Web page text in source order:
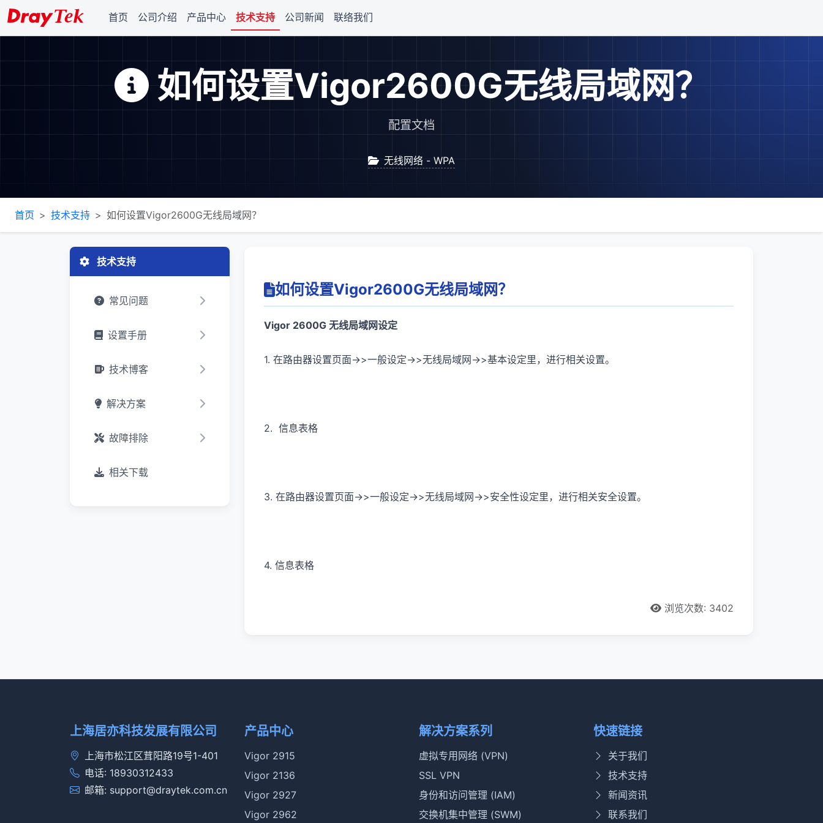
首页 公司介绍 产品中心 技术支持 公司新闻 联络我们
如何设置Vigor2600G无线局域网？
配置文档
无线网络 - WPA
首页 技术支持 如何设置Vigor2600G无线局域网？
技术支持
常见问题
设置手册
技术博客
解决方案
故障排除
相关下载
如何设置Vigor2600G无线局域网？
Vigor 2600G 无线局域网设定
1. 在路由器设置页面->>一般设定->>无线局域网->>基本设定里，进行相关设置。
2. 信息表格
3. 在路由器设置页面->>一般设定->>无线局域网->>安全性设定里，进行相关安全设置。
4. 信息表格
浏览次数: 3402
上海居亦科技发展有限公司
上海市松江区茸阳路19号1-401
电话: 18930312433
邮箱: support@draytek.com.cn
产品中心
Vigor 2915
Vigor 2136
Vigor 2927
Vigor 2962
解决方案系列
虚拟专用网络 (VPN)
SSL VPN
身份和访问管理 (IAM)
交换机集中管理 (SWM)
快速链接
关于我们
技术支持
新闻资讯
联系我们